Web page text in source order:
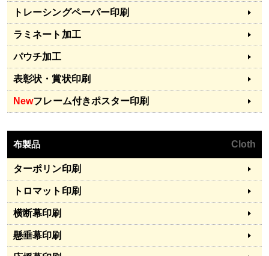
トレーシングペーパー印刷
ラミネート加工
パウチ加工
表彰状・賞状印刷
Newフレーム付きポスター印刷
布製品 Cloth
ターポリン印刷
トロマット印刷
横断幕印刷
懸垂幕印刷